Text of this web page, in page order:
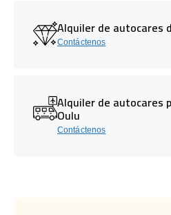
Alquiler de autocares
Contáctenos
Alquiler de autocares
Oulu
Contáctenos